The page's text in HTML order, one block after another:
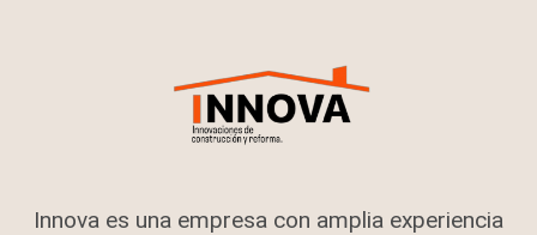
Innova es una empresa con amplia experiencia